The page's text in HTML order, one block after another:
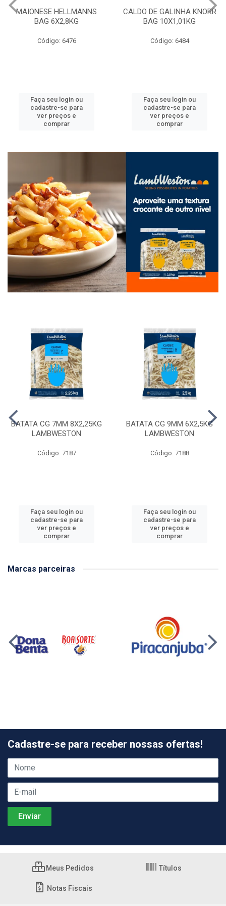
MAIONESE HELLMANNS
BAG 6X2,8KG
Código: 6476
Faça seu login ou
cadastre-se para
ver preços e
comprar
CALDO DE GALINHA KNORR
BAG 10X1,01KG
Código: 6484
Faça seu login ou
cadastre-se para
ver preços e
comprar
BATATA CG 7MM 8X2,25KG
LAMBWESTON
Código: 7187
Faça seu login ou
cadastre-se para
ver preços e
comprar
BATATA CG 9MM 6X2,5KG
LAMBWESTON
Código: 7188
Faça seu login ou
cadastre-se para
ver preços e
comprar
Marcas parceiras
Cadastre-se para receber nossas ofertas!
Meus Pedidos Títulos
Notas Fiscais